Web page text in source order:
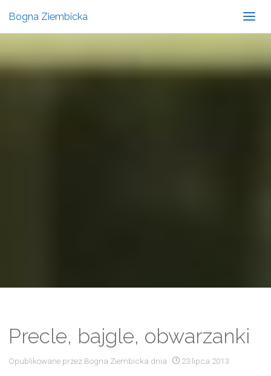
Bogna Ziembicka
Precle, bajgle, obwarzanki
Opublikowane przez Bogna Ziembicka dnia 23 lipca 2013